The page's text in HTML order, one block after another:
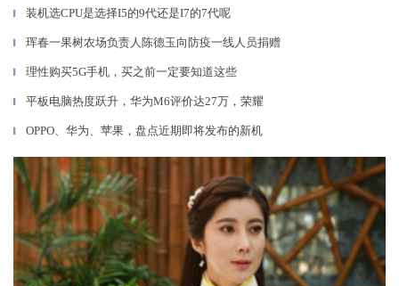
▎ 装机选CPU是选择I5的9代还是I7的7代呢
▎ 珲春一果树农场负责人陈德玉向防疫一线人员捐赠
▎ 理性购买5G手机，买之前一定要知道这些
▎ 平板电脑热度跃升，华为M6评价达27万，荣耀
▎ OPPO、华为、苹果，盘点近期即将发布的新机